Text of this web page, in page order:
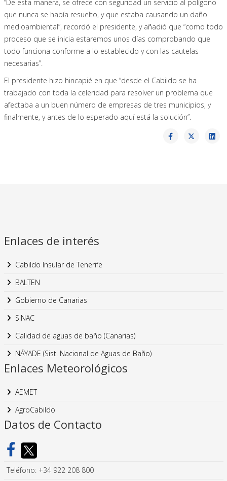
“De esta manera, se ofrece con seguridad un servicio al polígono
que nunca se había resuelto, y que estaba causando un daño
medioambiental”, recordó el presidente, y añadió que “como todo
proceso que se inicia estaremos unos días comprobando que
todo funciona conforme a lo establecido y con las cautelas
necesarias”.
El presidente hizo hincapié en que “desde el Cabildo se ha
trabajado con toda la celeridad para resolver un problema que
afectaba a un buen número de empresas de tres municipios, y
finalmente, y antes de lo esperado aquí está la solución”.
Enlaces de interés
Cabildo Insular de Tenerife
BALTEN
Gobierno de Canarias
SINAC
Calidad de aguas de baño (Canarias)
NÁYADE (Sist. Nacional de Aguas de Baño)
Enlaces Meteorológicos
AEMET
AgroCabildo
Datos de Contacto
Teléfono: +34 922 208 800